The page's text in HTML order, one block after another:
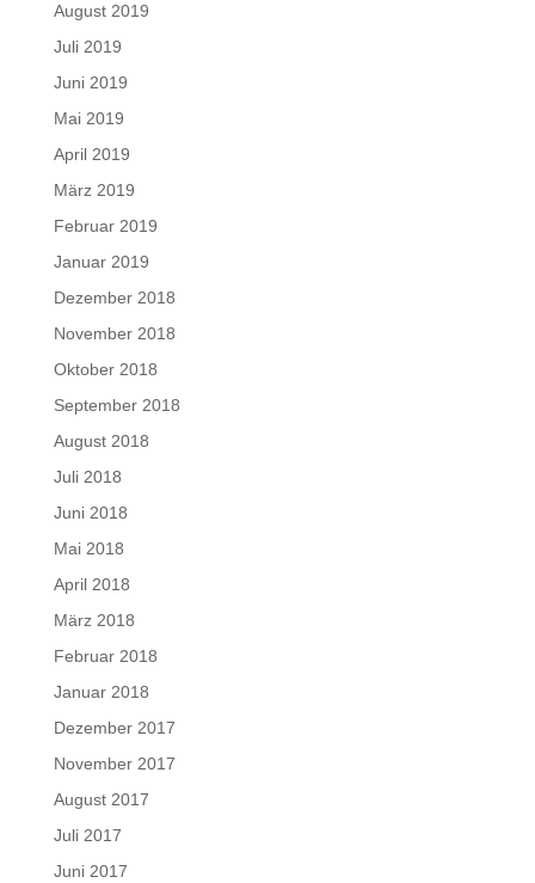
August 2019
Juli 2019
Juni 2019
Mai 2019
April 2019
März 2019
Februar 2019
Januar 2019
Dezember 2018
November 2018
Oktober 2018
September 2018
August 2018
Juli 2018
Juni 2018
Mai 2018
April 2018
März 2018
Februar 2018
Januar 2018
Dezember 2017
November 2017
August 2017
Juli 2017
Juni 2017